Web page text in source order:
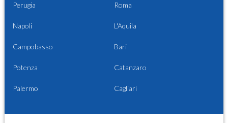
Perugia Roma
Napoli L'Aquila
Campobasso Bari
Potenza Catanzaro
Palermo Cagliari